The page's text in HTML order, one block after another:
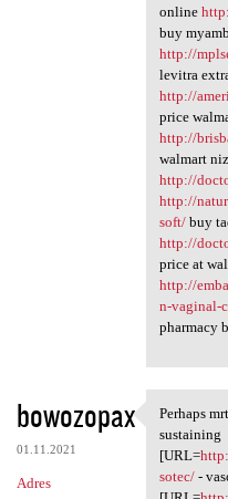
online
buy
http://
levitra
http://
price
http://
walmart
http://
http://
soft/buy
http://
price at
http://
n-vaginal-
pharmacy
bowozopax
01.11.2021
Adres
Perhaps
Perhaps
sustaining
[URL=
sotec/-